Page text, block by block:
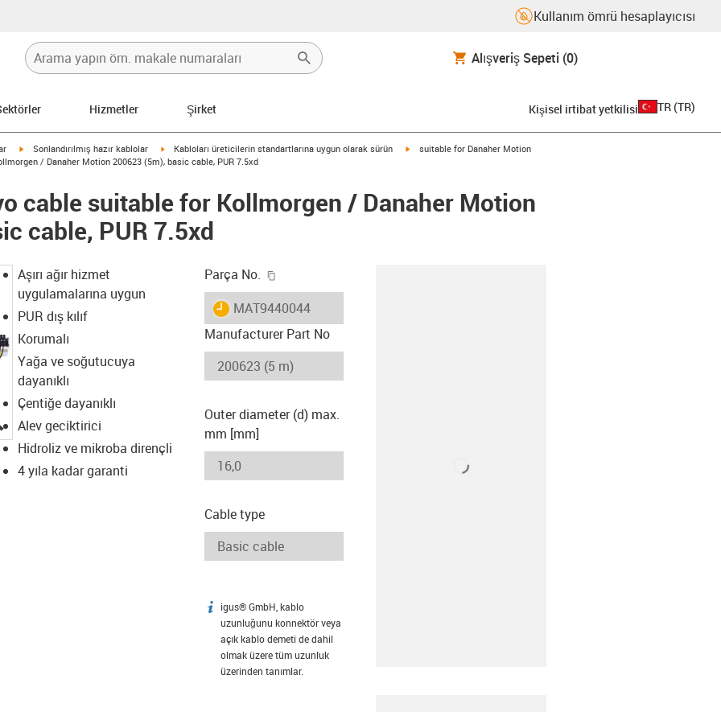
Kullanım ömrü hesaplayıcısı
Alışveriş Sepeti (0)
Hizmetler Şirket Kişisel irtibat yetkilisi TR (TR)
igus-icon-arrow-right
Sonlandırılmış hazır kablolar igus-icon-arrow-right
Kabloları üreticilerin standartlarına uygun olarak sürün igus-icon-arrow-right
suitable for Danaher Motion
/ Danaher Motion 200623 (5m), basic cable, PUR 7.5xd
cable suitable for Kollmorgen / Danaher Motion
cable, PUR 7.5xd
igus-icon-lupe
Aşırı ağır hizmet
uygulamalarına uygun
PUR dış kılıf
Korumalı
Yağa ve soğutucuya
dayanıklı
Çentiğe dayanıklı
Alev geciktirici
Hidroliz ve mikroba dirençli
4 yıla kadar garanti
Parça No.
igus-icon-lieferzeit
MAT9440044
Manufacturer Part No
Outer diameter (d) max.
mm [mm]
Cable type
igus-icon-info
igus® GmbH, kablo
uzunluğunu konnektör veya
açık kablo demeti de dahil
olmak üzere tüm uzunluk
üzerinden tanımlar.